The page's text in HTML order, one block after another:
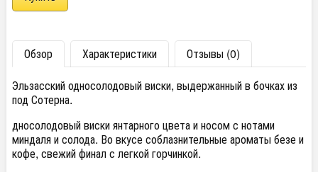
Обзор Характеристики
Отзывы (0)
Эльзасский односолодовый виски, выдержанный в бочках из
под Сотерна.
дносолодовый виски янтарного цвета и носом с нотами
миндаля и солода. Во вкусе соблазнительные ароматы безе и
кофе, свежий финал с легкой горчинкой.